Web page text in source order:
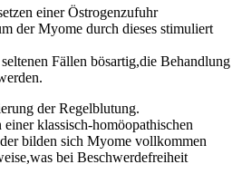
einer Östrogenzufuhr
der Myome durch dieses stimuliert
Fällen bösartig,die Behandlung
der Regelblutung.
klassisch-homöopathischen
bilden sich Myome vollkommen
bei Beschwerdefreiheit